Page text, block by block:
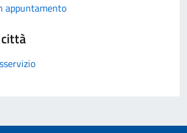
appuntamento